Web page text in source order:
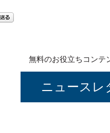
無料のお役立ちコンテ
ニュースレ